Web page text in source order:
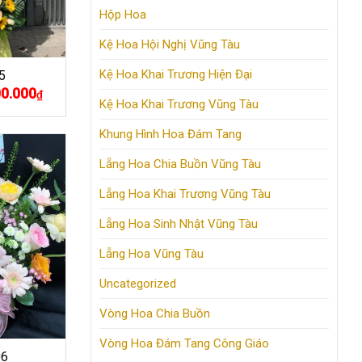
Hộp Hoa
Kệ Hoa Hội Nghị Vũng Tàu
Kệ Hoa Khai Trương Hiện Đại
Kệ Hoa Khai Trương Vũng Tàu
Khung Hình Hoa Đám Tang
Lẵng Hoa Chia Buồn Vũng Tàu
Lẵng Hoa Khai Trương Vũng Tàu
Lẵng Hoa Sinh Nhật Vũng Tàu
Lẵng Hoa Vũng Tàu
Uncategorized
Vòng Hoa Chia Buồn
Vòng Hoa Đám Tang Công Giáo
₫Giá
hiện
tại
1.300.000₫.